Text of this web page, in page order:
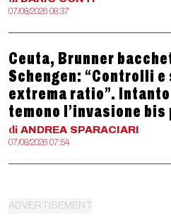
07/08/2026 08:37
Ceuta, Brunner
Schengen: “Controlli
extrema ratio”.
temono l’invasione
di ANDREA SPARACIARI
07/08/2026 07:54